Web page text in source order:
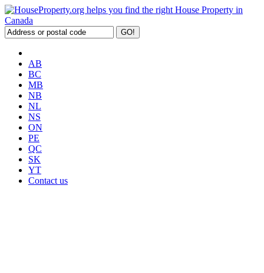
AB
BC
MB
NB
NL
NS
ON
PE
QC
SK
YT
Contact us